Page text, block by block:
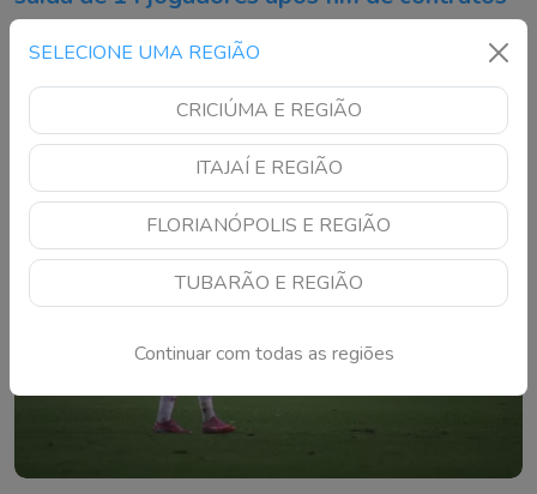
SELECIONE UMA REGIÃO
CRICIÚMA E REGIÃO
ITAJAÍ E REGIÃO
FLORIANÓPOLIS E REGIÃO
TUBARÃO E REGIÃO
Continuar com todas as regiões
Clube confirmou desligamentos definitivos e devolução de
atletas emprestados para a sequência da temporada